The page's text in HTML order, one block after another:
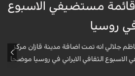
قائمة مستضيفي الاسبوع
في روسيا
جلالي انه تمت اضافة مدينة قازان مركز
الثقافي الايراني في روسيا موضحا